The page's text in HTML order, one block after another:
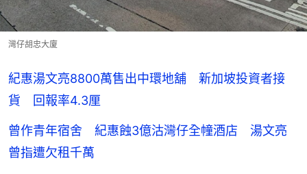
灣仔胡忠大廈
紀惠湯文亮8800萬售出中環地舖 新加坡投資者接
貨 回報率4.3厘
曾作青年宿舍 紀惠蝕3億沽灣仔全幢酒店 湯文亮
曾指遭欠租千萬